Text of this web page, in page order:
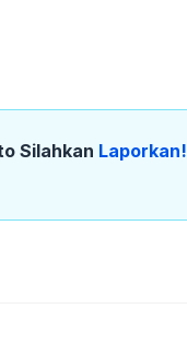
Silahkan Laporkan!